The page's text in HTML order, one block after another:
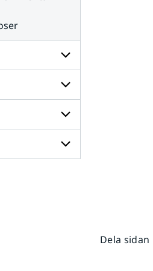
Undersidor
för
Radar
och
satellit
Undersidor
för
Väder
till
havs
Undersidor
för
Dela sidan